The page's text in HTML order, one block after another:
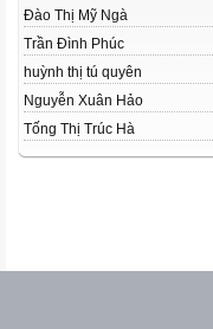
Đào Thị Mỹ Ngà
Trần Đình Phúc
huỳnh thị tú quyên
Nguyễn Xuân Hảo
Tống Thị Trúc Hà